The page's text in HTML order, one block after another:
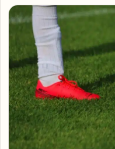
Articles